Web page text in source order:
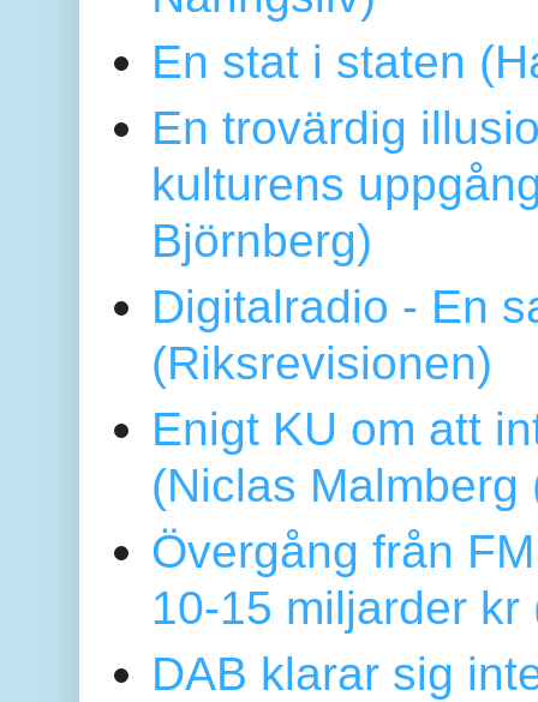
En stat i staten
En trovärdig
kulturens
Björnberg)
Digitalradio - En
(Riksrevisionen)
Enigt KU om att
(Niclas
Övergång från
10-15 miljarder kr
DAB klarar sig